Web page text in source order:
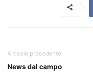
Articolo precedente
News dal campo